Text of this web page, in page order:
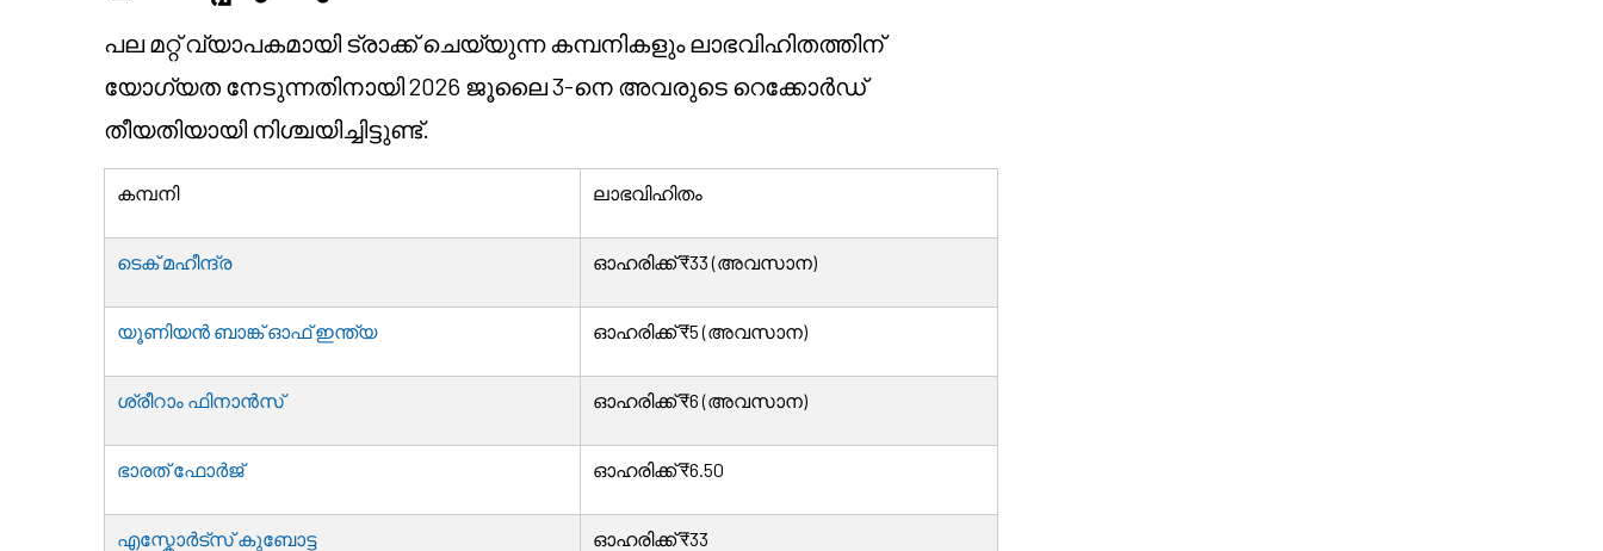
പല മറ്റ് വ്യാപകമായി ട്രാക്ക് ചെയ്യുന്ന കമ്പനികളും ലാഭവിഹിതത്തിന്
യോഗ്യത നേടുന്നതിനായി 2026 ജൂലൈ 3-നെ അവരുടെ റെക്കോർഡ്
തീയതിയായി നിശ്ചയിച്ചിട്ടുണ്ട്.
കമ്പനി ലാഭവിഹിതം
ടെക് മഹീന്ദ്ര ഓഹരിക്ക് ₹33 (അവസാന)
യൂണിയൻ ബാങ്ക് ഓഫ് ഇന്ത്യ ഓഹരിക്ക് ₹5 (അവസാന)
ശ്രീറാം ഫിനാൻസ് ഓഹരിക്ക് ₹6 (അവസാന)
ഭാരത് ഫോർജ് ഓഹരിക്ക് ₹6.50
എസ്കോർട്സ് കുബോട്ട ഓഹരിക്ക് ₹33